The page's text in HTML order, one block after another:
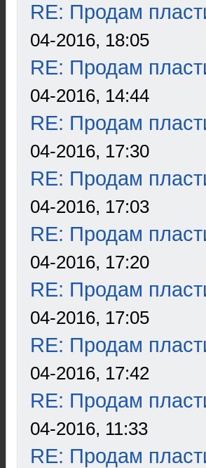
RE: Продам
04-2016, 18:05
RE: Продам
04-2016, 14:44
RE: Продам
04-2016, 17:30
RE: Продам
04-2016, 17:03
RE: Продам
04-2016, 17:20
RE: Продам
04-2016, 17:05
RE: Продам
04-2016, 17:42
RE: Продам
04-2016, 11:33
RE: Продам